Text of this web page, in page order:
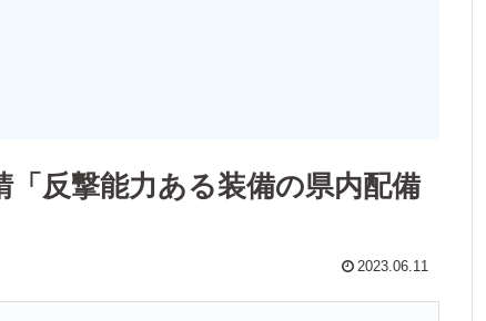
反撃能力ある装備の県内配備
2023.06.11